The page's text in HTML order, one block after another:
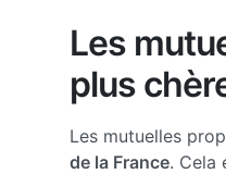
Les
plus
Les mutuelles
de la France. Cela